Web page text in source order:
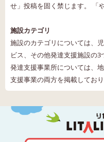
せ」投稿を固く禁じます。 「
施設カテゴリ
施設のカテゴリについては、
ビス、その他発達支援施設の
発達支援事業所については、
支援事業の両方を掲載しており